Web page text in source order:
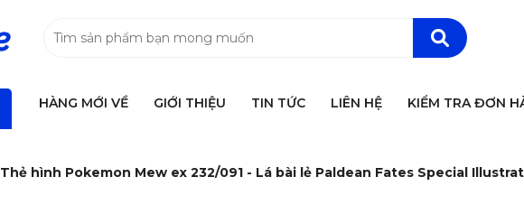
HÀNG MỚI VỀ GIỚI THIỆU TIN TỨC LIÊN HỆ KIỂM TRA ĐƠN
Thẻ hình Pokemon Mew ex 232/091 - Lá bài lẻ Paldean Fates Special